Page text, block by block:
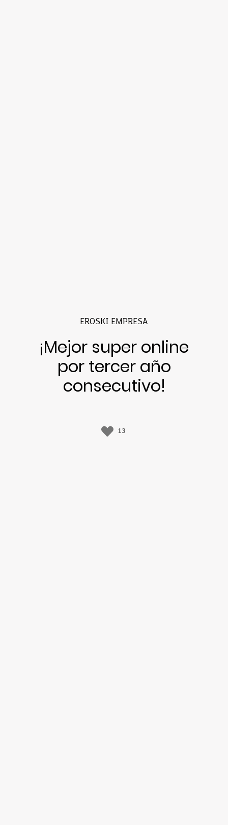
EROSKI EMPRESA
¡Mejor super online
por tercer año
consecutivo!
13